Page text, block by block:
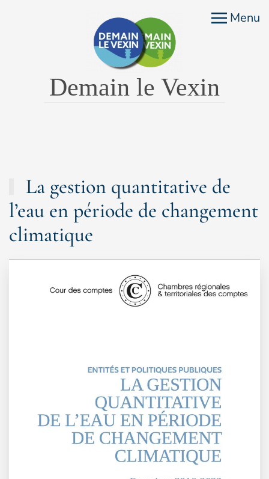
Accéder au contenu principal
Menu
Demain le Vexin
La gestion quantitative de
l’eau en période de changement
climatique